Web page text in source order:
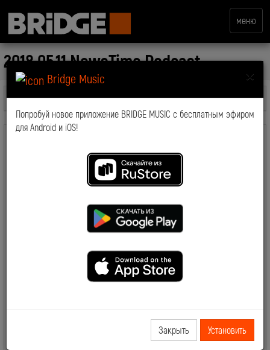
меню
×
Bridge Music
Попробуй новое приложение BRIDGE MUSIC с бесплатным эфиром
для Android и iOS!
Закрыть Установить
2018.05.11 NewsTime Podcast
Все передачи
2019.06.28 NewsTime День Рождения Сосо Павлиашвили
2019.06.27 NewsTime Новый клип Филиппа Киркорова